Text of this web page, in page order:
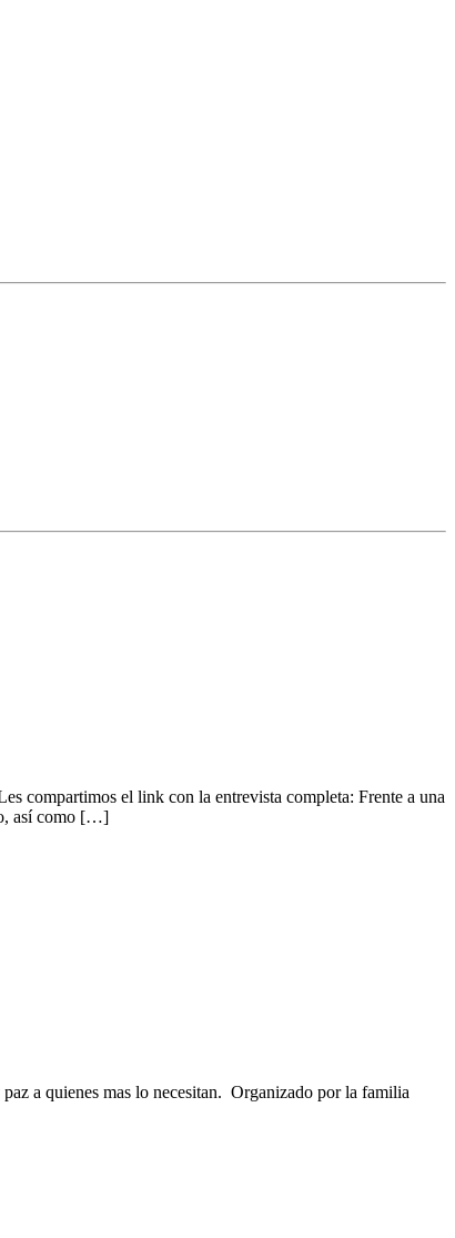
compartimos el link con la entrevista completa: Frente a una
así como […]
a quienes mas lo necesitan. Organizado por la familia